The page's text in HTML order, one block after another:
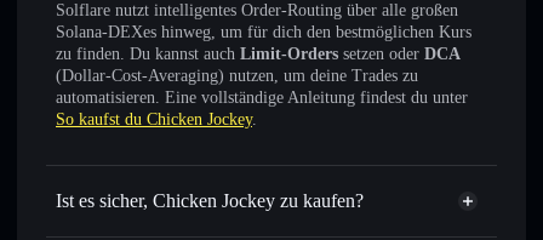
Solflare nutzt intelligentes Order-Routing über alle großen
Solana-DEXes hinweg, um für dich den bestmöglichen Kurs
zu finden. Du kannst auch Limit-Orders setzen oder DCA
(Dollar-Cost-Averaging) nutzen, um deine Trades zu
automatisieren. Eine vollständige Anleitung findest du unter
So kaufst du Chicken Jockey.
Ist es sicher, Chicken Jockey zu kaufen?